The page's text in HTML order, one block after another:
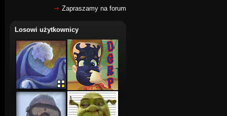
Zapraszamy na forum
Losowi użytkownicy